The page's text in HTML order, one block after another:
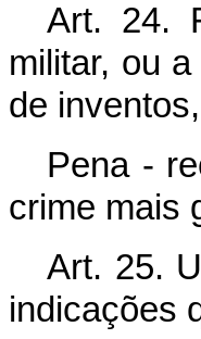
Art. 24.
militar, ou
de
Pena -
crime mais
Art. 25.
indicações